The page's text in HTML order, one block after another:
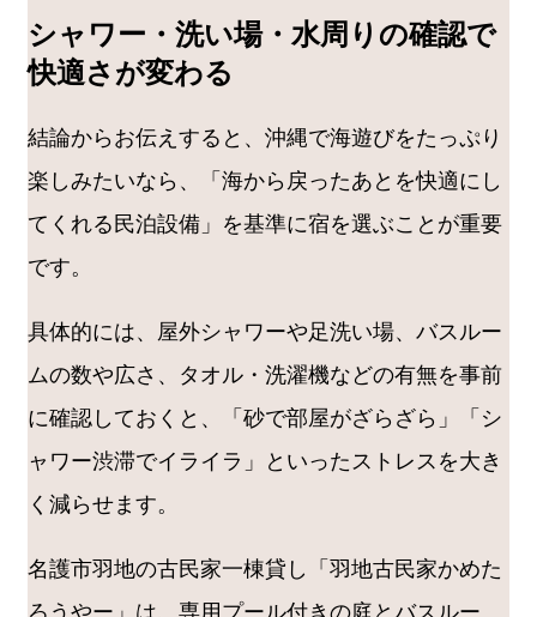
シャワー・洗い場・水周りの確認で
快適さが変わる
結論からお伝えすると、沖縄で海遊びをたっぷり
楽しみたいなら、「海から戻ったあとを快適にし
てくれる民泊設備」を基準に宿を選ぶことが重要
です。
具体的には、屋外シャワーや足洗い場、バスルー
ムの数や広さ、タオル・洗濯機などの有無を事前
に確認しておくと、「砂で部屋がざらざら」「シ
ャワー渋滞でイライラ」といったストレスを大き
く減らせます。
名護市羽地の古民家一棟貸し「羽地古民家かめた